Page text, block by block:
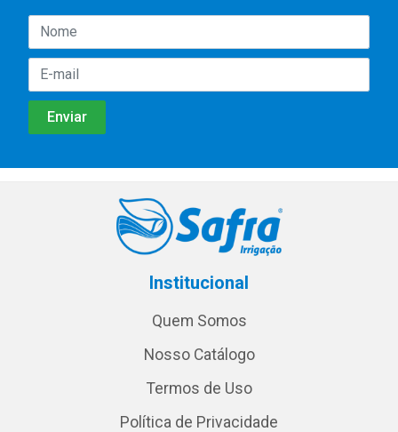
Institucional
Quem Somos
Nosso Catálogo
Termos de Uso
Política de Privacidade